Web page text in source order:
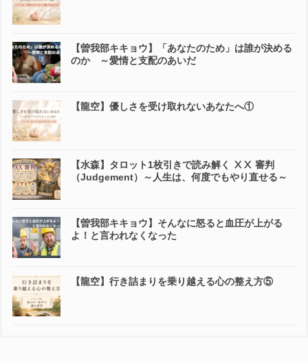
【曽我部キキョウ】「あなたのため」は誰が決める
のか ～愛情と支配のあいだ
【龍空】優しさを受け取れないあなたへ①
【水森】タロット1枚引きで読み解く ⅩⅩ 審判
（Judgement）～人生は、何度でもやり直せる～
【曽我部キキョウ】そんなに怒ると血圧が上がる
よ！と言われなくなった
【龍空】行き詰まりを乗り越える心の整え方⑤